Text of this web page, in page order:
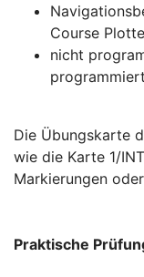
Course
nicht
Die Übungskarte
wie die Karte 1/
Markierungen
Praktische